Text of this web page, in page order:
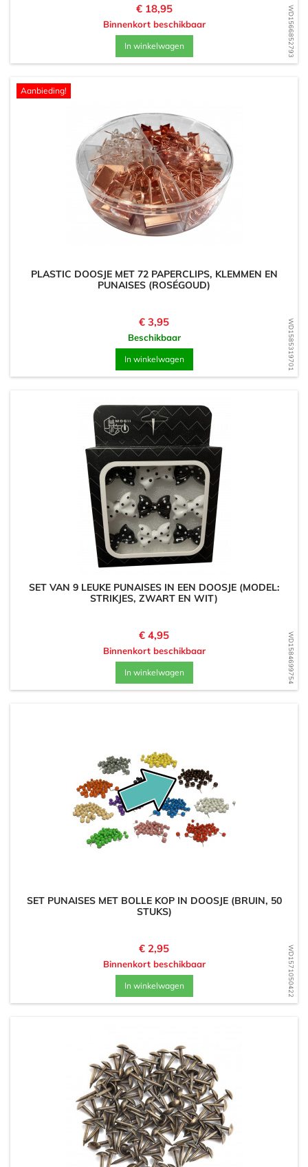
WD1566852793
Prijs
€ 18,95
Binnenkort beschikbaar
In winkelwagen
WD1585319701
Aanbieding!
PLASTIC DOOSJE MET 72 PAPERCLIPS, KLEMMEN EN
PUNAISES (ROSÉGOUD)
Prijs
€ 3,95
Beschikbaar
In winkelwagen
WD1584699754
SET VAN 9 LEUKE PUNAISES IN EEN DOOSJE (MODEL:
STRIKJES, ZWART EN WIT)
Prijs
€ 4,95
Binnenkort beschikbaar
In winkelwagen
WD1571050422
SET PUNAISES MET BOLLE KOP IN DOOSJE (BRUIN, 50
STUKS)
Prijs
€ 2,95
Binnenkort beschikbaar
In winkelwagen